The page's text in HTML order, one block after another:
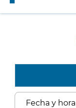
Fecha y